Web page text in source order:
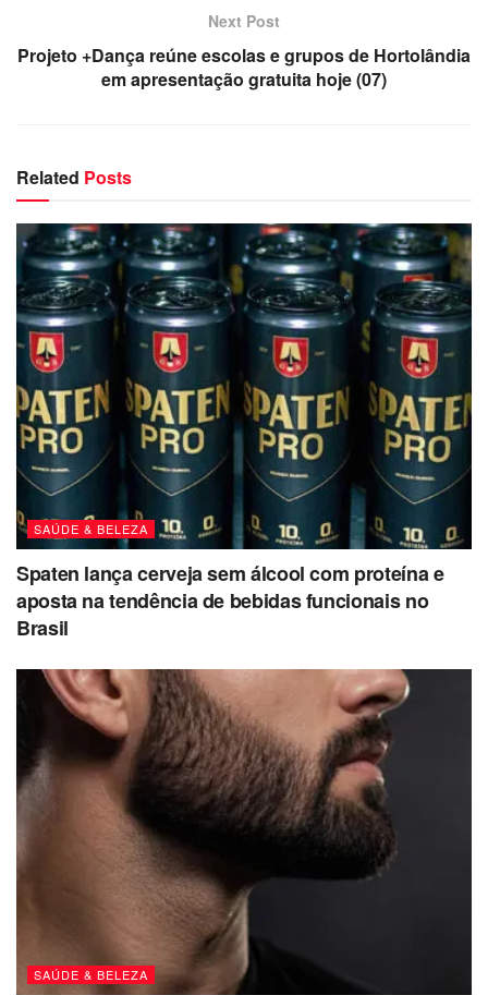
Next Post
Projeto +Dança reúne escolas e grupos de Hortolândia
em apresentação gratuita hoje (07)
Related Posts
SAÚDE & BELEZA
Spaten lança cerveja sem álcool com proteína e
aposta na tendência de bebidas funcionais no
Brasil
SAÚDE & BELEZA